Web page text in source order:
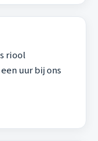
riool
uur bij ons